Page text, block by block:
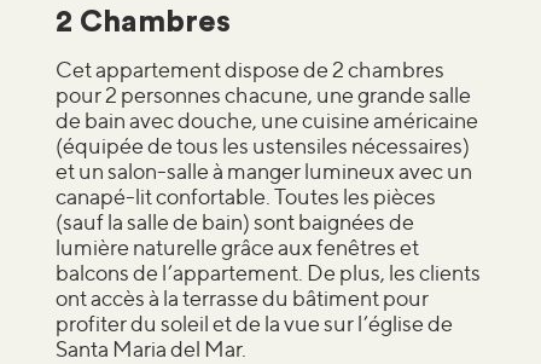
2 Chambres
Cet appartement dispose de 2 chambres
pour 2 personnes chacune, une grande salle
de bain avec douche, une cuisine américaine
(équipée de tous les ustensiles nécessaires)
et un salon-salle à manger lumineux avec un
canapé-lit confortable. Toutes les pièces
(sauf la salle de bain) sont baignées de
lumière naturelle grâce aux fenêtres et
balcons de l’appartement. De plus, les clients
ont accès à la terrasse du bâtiment pour
profiter du soleil et de la vue sur l’église de
Santa Maria del Mar.